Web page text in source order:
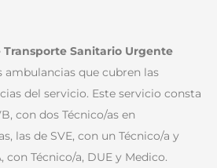
Transporte Sanitario Urgente
ambulancias que cubren las
del servicio. Este servicio consta
con dos Técnico/as en
las de SVE, con un Técnico/a y
con Técnico/a, DUE y Medico.